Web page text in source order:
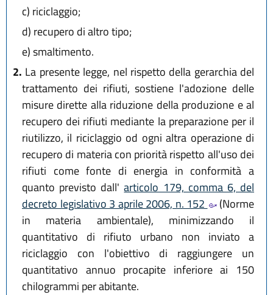
c) riciclaggio;
d) recupero di altro tipo;
e)smaltimento.
2. La presente legge, nel rispetto della gerarchia del
trattamento dei rifiuti, sostiene l'adozione delle
misure dirette alla riduzione della produzione e al
recupero dei rifiuti mediante la preparazione per il
riutilizzo, il riciclaggio od ogni altra operazione di
recupero di materia con priorità rispetto all'uso dei
rifiuti come fonte di energia in conformità a
quanto previsto dall'articolo 179, comma 6, del
decreto legislativo 3 aprile 2006, n. 152
(Norme
in materia ambientale), minimizzando il
quantitativo di rifiuto urbano non inviato a
riciclaggio con l'obiettivo di raggiungere un
quantitativo annuo procapite inferiore ai 150
chilogrammi per abitante.